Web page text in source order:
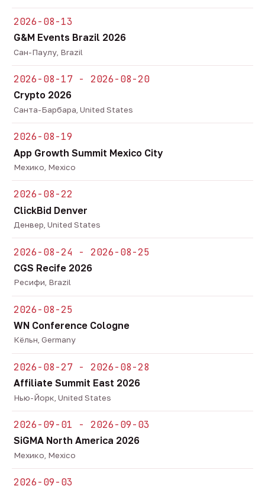
2026-08-13
G&M Events Brazil 2026
Сан-Паулу, Brazil
2026-08-17 - 2026-08-20
Crypto 2026
Санта-Барбара, United States
2026-08-19
App Growth Summit Mexico City
Мехико, Mexico
2026-08-22
ClickBid Denver
Денвер, United States
2026-08-24 - 2026-08-25
CGS Recife 2026
Ресифи, Brazil
2026-08-25
WN Conference Cologne
Кёльн, Germany
2026-08-27 - 2026-08-28
Affiliate Summit East 2026
Нью-Йорк, United States
2026-09-01 - 2026-09-03
SiGMA North America 2026
Мехико, Mexico
2026-09-03